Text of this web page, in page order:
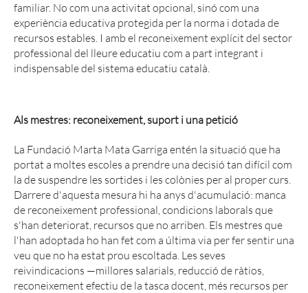
familiar. No com una activitat opcional, sinó com una
experiència educativa protegida per la norma i dotada de
recursos estables. I amb el reconeixement explícit del sector
professional del lleure educatiu com a part integrant i
indispensable del sistema educatiu català.
Als mestres: reconeixement, suport i una petició
La Fundació Marta Mata Garriga entén la situació que ha
portat a moltes escoles a prendre una decisió tan difícil com
la de suspendre les sortides i les colònies per al proper curs.
Darrere d'aquesta mesura hi ha anys d'acumulació: manca
de reconeixement professional, condicions laborals que
s'han deteriorat, recursos que no arriben. Els mestres que
l'han adoptada ho han fet com a última via per fer sentir una
veu que no ha estat prou escoltada. Les seves
reivindicacions —millores salarials, reducció de ràtios,
reconeixement efectiu de la tasca docent, més recursos per